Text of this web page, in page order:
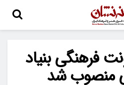
فرهنگی بنیاد
منصوب شد